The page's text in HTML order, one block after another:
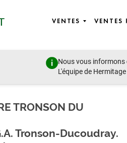
VENTES VENTES
Nous vous informons
L'équipe de
TRONSON DU
Tronson-Ducoudray.